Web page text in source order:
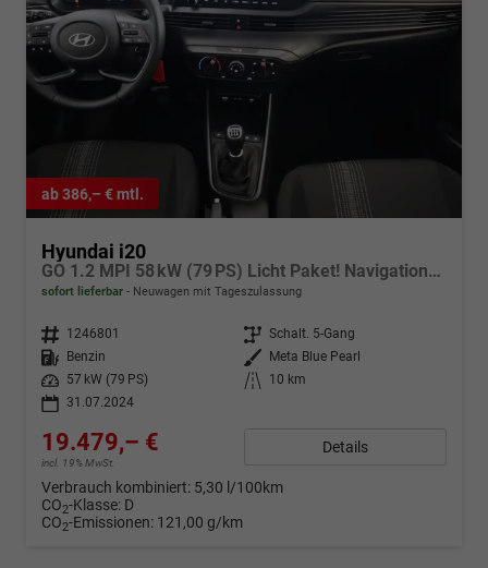
ab 386,– € mtl.
Hyundai i20
GO 1.2 MPI 58 kW (79 PS) Licht Paket! Navigationssystem, Bluetooth, DAB, Klimaanlage, Rückfahrkamera, Apple CarPlay, Android Auto, PDC hinten, Sitzheizung, Lenkradheizung, Spurassistent, Tempomat uvm.
sofort lieferbar Neuwagen mit Tageszulassung
Fahrzeugnr. 1246801 Getriebe Schalt. 5-Gang
Kraftstoff
Benzin Außenfarbe
Meta Blue Pearl
Leistung
57 kW (79 PS) Kilometerstand
10 km
31.07.2024
19.479,– €
incl. 19% MwSt.
Details
Verbrauch kombiniert: 5,30 l/100km
CO2-Klasse: D
CO2-Emissionen: 121,00 g/km